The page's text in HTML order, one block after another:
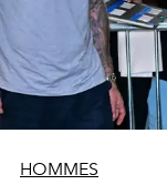
HOMMES